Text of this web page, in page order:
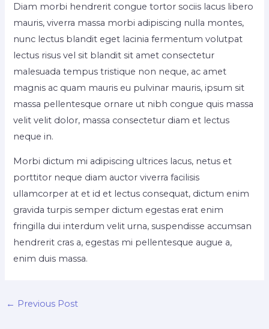
Diam morbi hendrerit congue tortor sociis lacus libero
mauris, viverra massa morbi adipiscing nulla montes,
nunc lectus blandit eget lacinia fermentum volutpat
lectus risus vel sit blandit sit amet consectetur
malesuada tempus tristique non neque, ac amet
magnis ac quam mauris eu pulvinar mauris, ipsum sit
massa pellentesque ornare ut nibh congue quis massa
velit velit dolor, massa consectetur diam et lectus
neque in.
Morbi dictum mi adipiscing ultrices lacus, netus et
porttitor neque diam auctor viverra facilisis
ullamcorper at et id et lectus consequat, dictum enim
gravida turpis semper dictum egestas erat enim
fringilla dui interdum velit urna, suspendisse accumsan
hendrerit cras a, egestas mi pellentesque augue a,
enim duis massa.
Post
← Previous Post